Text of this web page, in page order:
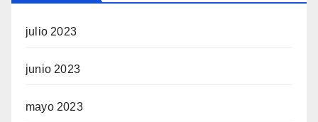
julio 2023
junio 2023
mayo 2023